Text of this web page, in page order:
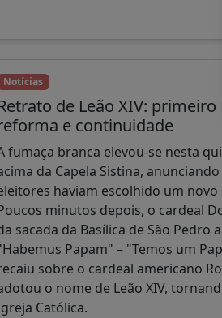
Notícias
de Leão XIV:
e continuidade
fumaça branca elevou-se nesta
da Capela Sistina,
haviam escolhido um novo
minutos depois, o cardeal
sacada da Basílica de São Pedro
Papam" – "Temos um
sobre o cardeal americano
o nome de Leão XIV,
Católica.